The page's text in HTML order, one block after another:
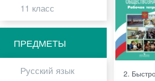
11 класс
ПРЕДМЕТЫ
Русский язык